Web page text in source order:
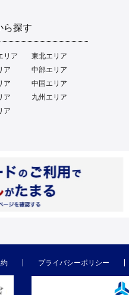
ら探す
リア
東北エリア
ア
中部エリア
ア
中国エリア
ア
九州エリア
ア
プライバシーポリシー